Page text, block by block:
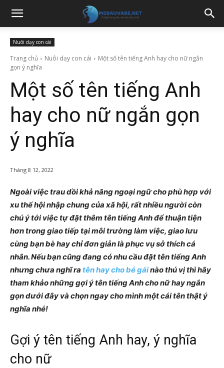
Nuôi dạy con cái
Trang chủ Nuôi dạy con cái
Một số tên tiếng Anh hay cho nữ ngắn
gọn ý nghĩa
Một số tên tiếng Anh
hay cho nữ ngắn gọn
ý nghĩa
Tháng 8 12, 2022
Ngoài việc trau dồi khả năng ngoại ngữ cho phù hợp với
xu thế hội nhập chung của xã hội, rất nhiều người còn
chú ý tới việc tự đặt thêm tên tiếng Anh để thuận tiện
hơn trong giao tiếp tại môi trường làm việc, giao lưu
cùng bạn bè hay chỉ đơn giản là phục vụ sở thích cá
nhân. Nếu bạn cũng đang có nhu cầu đặt tên tiếng Anh
nhưng chưa nghĩ ra tên hay cho bé gáinào thú vị thì hãy
tham khảo những gợi ý tên tiếng Anh cho nữ hay ngắn
gọn dưới đây và chọn ngay cho mình một cái tên thật ý
nghĩa nhé!
Gợi ý tên tiếng Anh hay, ý nghĩa
cho nữ